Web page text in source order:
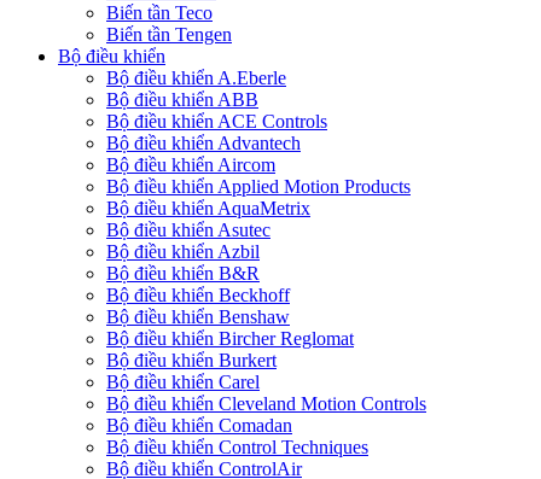
Biến tần Teco
Biến tần Tengen
Bộ điều khiển
Bộ điều khiển A.Eberle
Bộ điều khiển ABB
Bộ điều khiển ACE Controls
Bộ điều khiển Advantech
Bộ điều khiển Aircom
Bộ điều khiển Applied Motion Products
Bộ điều khiển AquaMetrix
Bộ điều khiển Asutec
Bộ điều khiển Azbil
Bộ điều khiển B&R
Bộ điều khiển Beckhoff
Bộ điều khiển Benshaw
Bộ điều khiển Bircher Reglomat
Bộ điều khiển Burkert
Bộ điều khiển Carel
Bộ điều khiển Cleveland Motion Controls
Bộ điều khiển Comadan
Bộ điều khiển Control Techniques
Bộ điều khiển ControlAir